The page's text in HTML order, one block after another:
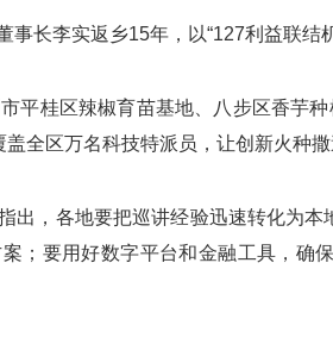
李实返乡15年，以“127利益联结
桂区辣椒育苗基地、八步区香芋种
全区万名科技特派员，让创新火种
，各地要把巡讲经验迅速转化为本
；要用好数字平台和金融工具，确